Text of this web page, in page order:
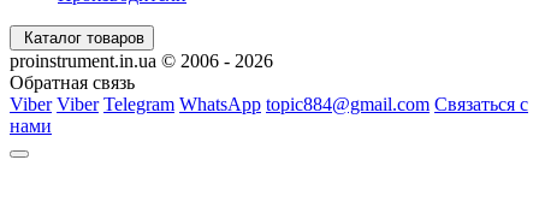
Каталог товаров
proinstrument.in.ua © 2006 - 2026
Обратная связь
Viber Viber Telegram WhatsApp topic884@gmail.com Связаться с
нами